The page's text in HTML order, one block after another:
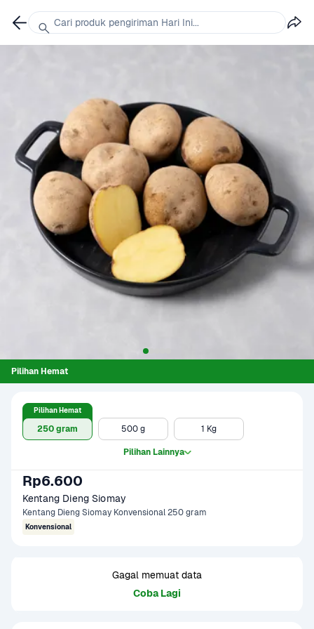
Pilihan Hemat
250 gram
Pilihan Hemat
500 g 1 Kg
Pilihan Lainnya
Rp6.600
Kentang Dieng Siomay
Kentang Dieng Siomay Konvensional 250 gram
Konvensional
Gagal memuat data
Coba Lagi
Cari produk pengiriman Hari Ini...